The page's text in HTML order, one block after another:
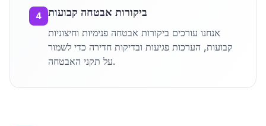
4 ביקורות אבטחה קבועות
אנחנו עורכים ביקורות אבטחה פנימיות וחיצוניות
קבועות, הערכות פגיעות ובדיקות חדירה כדי לשמור
על תקני האבטחה.